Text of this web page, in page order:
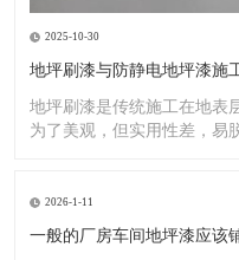
2025-10-30
地坪刷漆与防静电地坪漆施
地坪刷漆是传统施工在地表
为了美观，但实用性差，易
2026-1-11
一般的厂房车间地坪漆应该